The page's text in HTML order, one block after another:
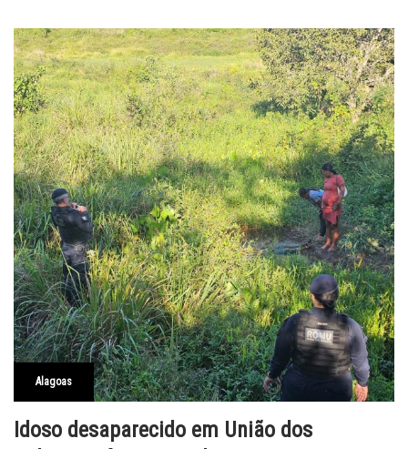
Alagoas
Idoso desaparecido em União dos